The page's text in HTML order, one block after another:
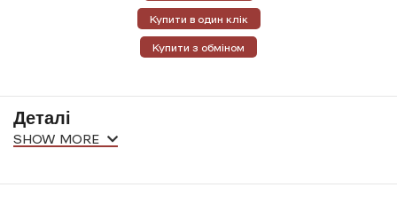
Купити в один клік
Купити з обміном
Деталі
SHOW MORE